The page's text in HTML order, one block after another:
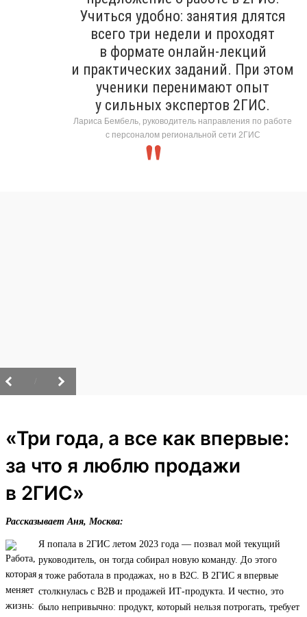
Учиться удобно: занятия длятся
всего три недели и проходят
в формате онлайн-лекций
и практических заданий. При этом
ученики перенимают опыт
у сильных экспертов 2ГИС.
Лариса Бембель, руководитель направления по работе
с персоналом региональной сети 2ГИС
«Три года, а все как впервые:
за что я люблю продажи
в 2ГИС»
Рассказывает Аня, Москва:
Я попала в 2ГИС летом 2023 года — позвал мой текущий
руководитель, он тогда собирал новую команду. До этого
я тоже работала в продажах, но в B2C. В 2ГИС я впервые
столкнулась с B2B и продажей ИТ‑продукта. И честно, это
было непривычно: продукт, который нельзя потрогать, требует